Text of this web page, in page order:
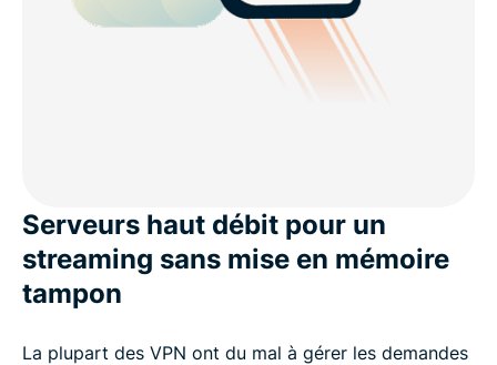
Serveurs haut débit pour un
streaming sans mise en mémoire
tampon
La plupart des VPN ont du mal à gérer les demandes